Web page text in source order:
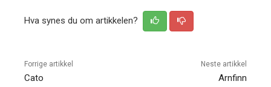
Hva synes du om artikkelen?
Forrige artikkel
Cato
Neste artikkel
Arnfinn